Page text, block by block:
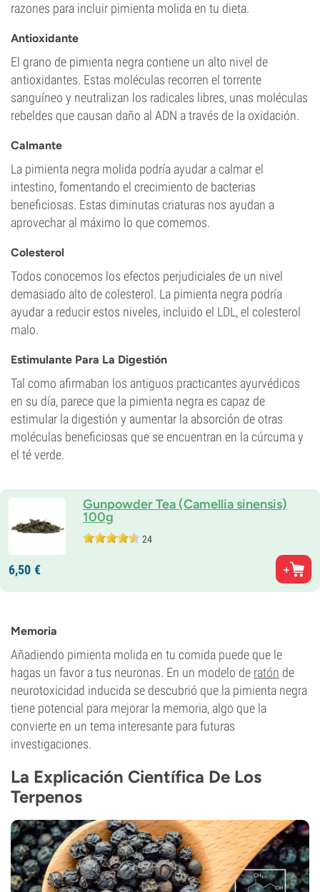
razones para incluir pimienta molida en tu dieta.
Antioxidante
El grano de pimienta negra contiene un alto nivel de
antioxidantes. Estas moléculas recorren el torrente
sanguíneo y neutralizan los radicales libres, unas moléculas
rebeldes que causan daño al ADN a través de la oxidación.
Calmante
La pimienta negra molida podría ayudar a calmar el
intestino, fomentando el crecimiento de bacterias
beneficiosas. Estas diminutas criaturas nos ayudan a
aprovechar al máximo lo que comemos.
Colesterol
Todos conocemos los efectos perjudiciales de un nivel
demasiado alto de colesterol. La pimienta negra podría
ayudar a reducir estos niveles, incluido el LDL, el colesterol
malo.
Estimulante Para La Digestión
Tal como afirmaban los antiguos practicantes ayurvédicos
en su día, parece que la pimienta negra es capaz de
estimular la digestión y aumentar la absorción de otras
moléculas beneficiosas que se encuentran en la cúrcuma y
el té verde.
Gunpowder Tea (Camellia sinensis)
100g
24
6,50 €
Memoria
Añadiendo pimienta molida en tu comida puede que le
hagas un favor a tus neuronas. En un modelo de ratón de
neurotoxicidad inducida se descubrió que la pimienta negra
tiene potencial para mejorar la memoria, algo que la
convierte en un tema interesante para futuras
investigaciones.
La Explicación Científica De Los
Terpenos